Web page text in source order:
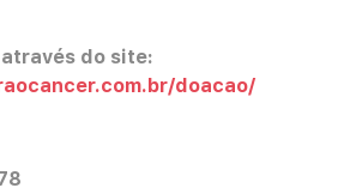
do site:
doacao/